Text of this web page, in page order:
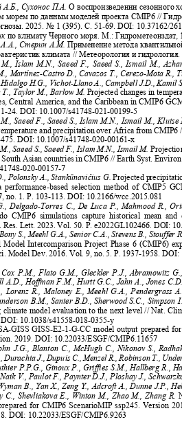
А.Б., Сухонос П.А.О воспроизведении сезонного
морем по данным моделей проекта CMIP6 //
2025. № 1 (395). С. 51-69. DOI: 10.37162/
по климату Черного моря. М.:
А.А., Стерин А.М.Применение метода
климата // Метеорология и
M., Islam M.N., Saeed F., Saeed S., Ismail M.,
Martínez-Castro D., Cavazos T., Cerezo-Mota
H.G., Vichot-Llano A., Campbell J.D., Kamil
T., Taylor M., Barlow M. Projected changes in
Central America, and the Caribbean in CMIP6
24. DOI: 10.1007/s41748-021-00199-5
Saeed F., Saeed S., Islam M.N., Ismail M.,
and precipitation over Africa from
DOI: 10.1007/s41748-020-00161-x
Saeed S., Saeed F., Islam M.N., Ismail M.
South Asian countries in CMIP6 // Earth Syst.
020-00157-7
Polonsky A., Stankūnavičius G.Projected
performance-based selection method of CMIP5
no. 1. P. 103-113. DOI: 10.2166/wcc.2015.081
Delgado-Torres C., De Luca P., Mahmood R.,
CMIP6 simulations capture historical mean
Res. Lett. 2023. Vol. 50. P. e2022GL102466. DOI:
S., Meehl G.A., Senior C.A., Stevens B., Stouffer
Model Intercomparison Project Phase 6 (CMIP6)
Model Dev. 2016. Vol. 9, no. 5. P. 1937-1958.
P.M., Flato G.M., Gleckler P.J., Abramowitz
A.D., Hoffman F.M., Hurtt G.C., Jahn A., Jones
Lorenz R., Maloney E., Meehl G.A., Pendergrass
B.M., Santer B.D., Sherwood S.C.,
climate model evaluation to the next level // Nat.
10.1038/s41558-018-0355-y
GISS GISS-E2-1-G-CC model output prepared
2019. DOI: 10.22033/ESGF/CMIP6.11657
J.G., Blanton C., McHugh C., Nikonov S.,
Durachta J., Dupuis C., Menzel R., Robinson T.,
P.P.G., Ginoux P., Griffies S.M., Hallberg R.,
V., Paulot F., Paynter D.J., Ploshay J.,
B., Yan X., Zeng Y., Adcroft A., Dunne J.P.,
C., Shevliakova E., Winton M., Zhao M., Zhang R.
for CMIP6 ScenarioMIP ssp245. Version
DOI: 10.22033/ESGF/CMIP6.9263